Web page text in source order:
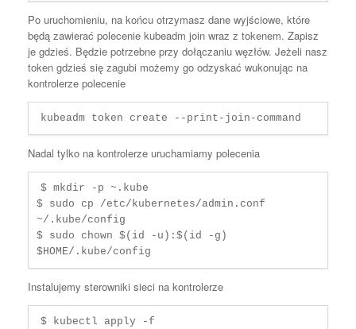
Po uruchomieniu, na końcu otrzymasz dane wyjściowe, które
będą zawierać polecenie kubeadm join wraz z tokenem. Zapisz
je gdzieś. Będzie potrzebne przy dołączaniu węzłów. Jeżeli nasz
token gdzieś się zagubi możemy go odzyskać wukonując na
kontrolerze polecenie
Nadal tylko na kontrolerze uruchamiamy polecenia
$ mkdir -p ~.kube
$ sudo cp /etc/kubernetes/admin.conf
~/.kube/config
$ sudo chown $(id -u):$(id -g)
$HOME/.kube/config
Instalujemy sterowniki sieci na kontrolerze
$ kubectl apply -f